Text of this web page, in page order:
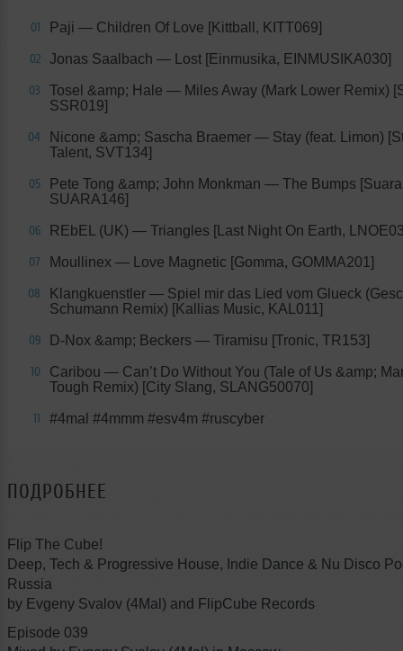
01 Paji — Children Of Love [Kittball, KITT069]
02 Jonas Saalbach — Lost [Einmusika, EINMUSIKA030]
03
Tosel &amp; Hale — Miles Away (Mark Lower Remix)
SSR019]
04
Nicone &amp; Sascha Braemer — Stay (feat. Limon)
Talent, SVT134]
05
Pete Tong &amp; John Monkman — The Bumps
SUARA146]
06 REbEL (UK) — Triangles [Last Night On Earth,
07 Moullinex — Love Magnetic [Gomma, GOMMA201]
08
Klangkuenstler — Spiel mir das Lied vom Glueck
Schumann Remix) [Kallias Music, KAL011]
09 D-Nox &amp; Beckers — Tiramisu [Tronic, TR153]
10
Caribou — Can’t Do Without You (Tale of Us &amp;
Tough Remix) [City Slang, SLANG50070]
11 #4mal #4mmm #esv4m #ruscyber
ПОДРОБНЕЕ
Flip The Cube!
Deep, Tech & Progressive House, Indie Dance & Nu Disco
Russia
by Evgeny Svalov (4Mal) and FlipCube Records
Episode 039